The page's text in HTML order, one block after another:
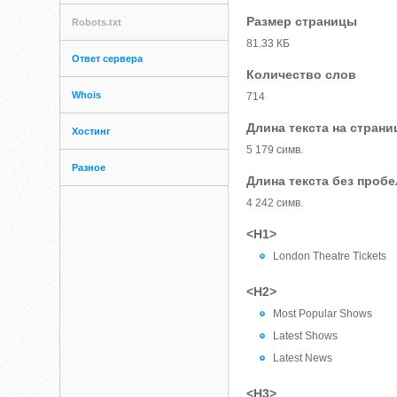
Robots.txt
Ответ сервера
Whois
Хостинг
Разное
Размер страницы
81.33 КБ
Количество слов
714
Длина текста на
5 179 симв.
Длина текста без
4 242 симв.
<H1>
London Theatre Tickets
<H2>
Most Popular Shows
Latest Shows
Latest News
<H3>